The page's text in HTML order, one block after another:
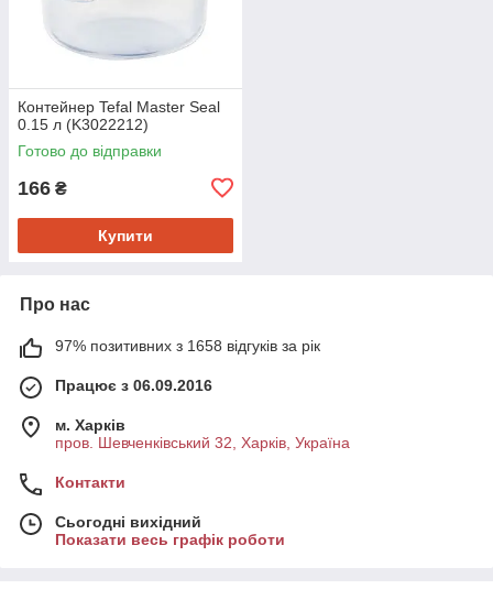
Контейнер Tefal Master Seal
0.15 л (K3022212)
Готово до відправки
166 ₴
Купити
Про нас
97% позитивних з 1658 відгуків за рік
Працює з 06.09.2016
м. Харків
пров. Шевченківський 32, Харків, Україна
Контакти
Сьогодні вихідний
Показати весь графік роботи